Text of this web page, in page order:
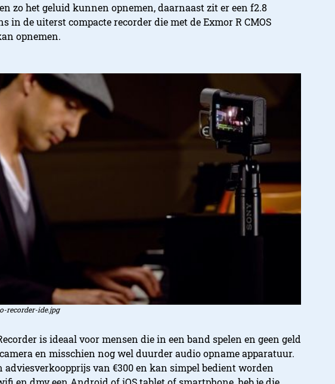
zo het geluid kunnen opnemen, daarnaast zit er een f2.8
in de uiterst compacte recorder die met de Exmor R CMOS
opnemen.
recorder-ide.jpg
is ideaal voor mensen die in een band spelen en geen geld
en misschien nog wel duurder audio opname apparatuur.
adviesverkoopprijs van €300 en kan simpel bedient worden